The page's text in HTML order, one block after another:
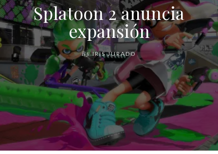
Splatoon 2 anuncia
expansión
By IRIS JURADO